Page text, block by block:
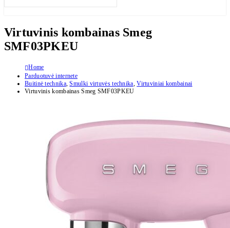
Virtuvinis kombainas Smeg
SMF03PKEU
Home
Parduotuvė internete
Buitinė technika,Smulki virtuvės technika,Virtuviniai kombainai
Virtuvinis kombainas Smeg SMF03PKEU